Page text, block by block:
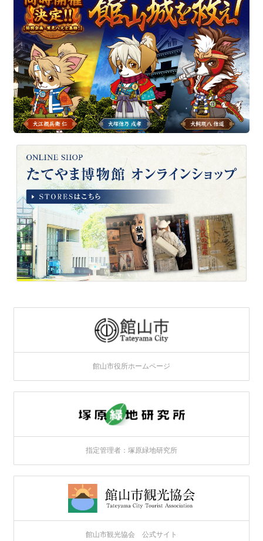
館山市役所ホームページ
指定管理者：塚原緑地研究所
館山市観光協会 公式サイト